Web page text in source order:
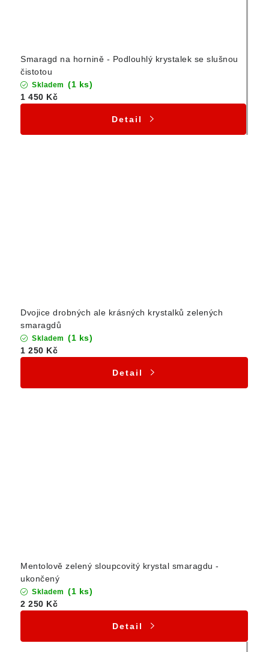
Smaragd na hornině - Podlouhlý krystalek se slušnou
čistotou
Skladem (1 ks)
1 450 Kč
Detail
Dvojice drobných ale krásných krystalků zelených
smaragdů
Skladem (1 ks)
1 250 Kč
Detail
Mentolově zelený sloupcovitý krystal smaragdu -
ukončený
Skladem (1 ks)
2 250 Kč
Detail